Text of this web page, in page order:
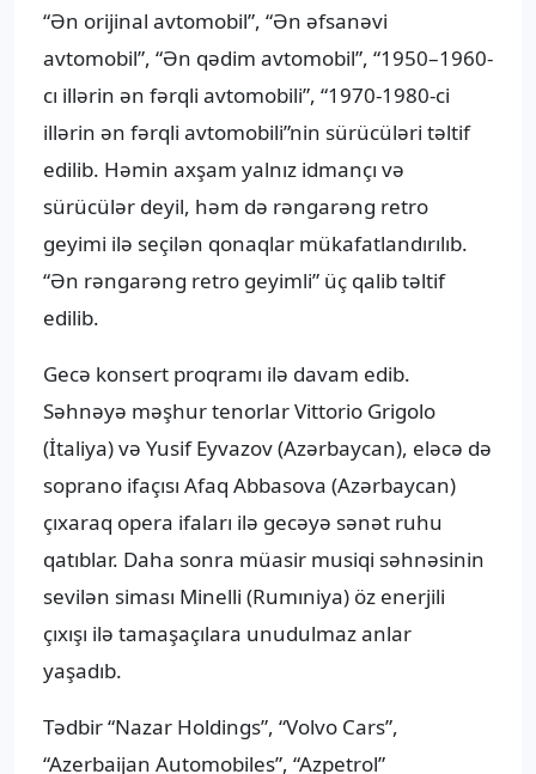
“Ən orijinal avtomobil”, “Ən əfsanəvi
avtomobil”, “Ən qədim avtomobil”, “1950–1960-
cı illərin ən fərqli avtomobili”, “1970-1980-ci
illərin ən fərqli avtomobili”nin sürücüləri təltif
edilib. Həmin axşam yalnız idmançı və
sürücülər deyil, həm də rəngarəng retro
geyimi ilə seçilən qonaqlar mükafatlandırılıb.
“Ən rəngarəng retro geyimli” üç qalib təltif
edilib.
Gecə konsert proqramı ilə davam edib.
Səhnəyə məşhur tenorlar Vittorio Grigolo
(İtaliya) və Yusif Eyvazov (Azərbaycan), eləcə də
soprano ifaçısı Afaq Abbasova (Azərbaycan)
çıxaraq opera ifaları ilə gecəyə sənət ruhu
qatıblar. Daha sonra müasir musiqi səhnəsinin
sevilən siması Minelli (Rumıniya) öz enerjili
çıxışı ilə tamaşaçılara unudulmaz anlar
yaşadıb.
Tədbir “Nazar Holdings”, “Volvo Cars”,
“Azerbaijan Automobiles”, “Azpetrol”